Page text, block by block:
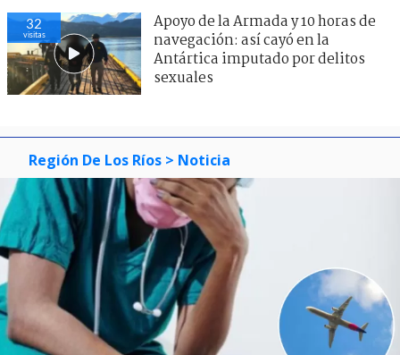
32
visitas
Apoyo de la Armada y 10 horas de
navegación: así cayó en la
Antártica imputado por delitos
sexuales
Región De Los Ríos > Noticia